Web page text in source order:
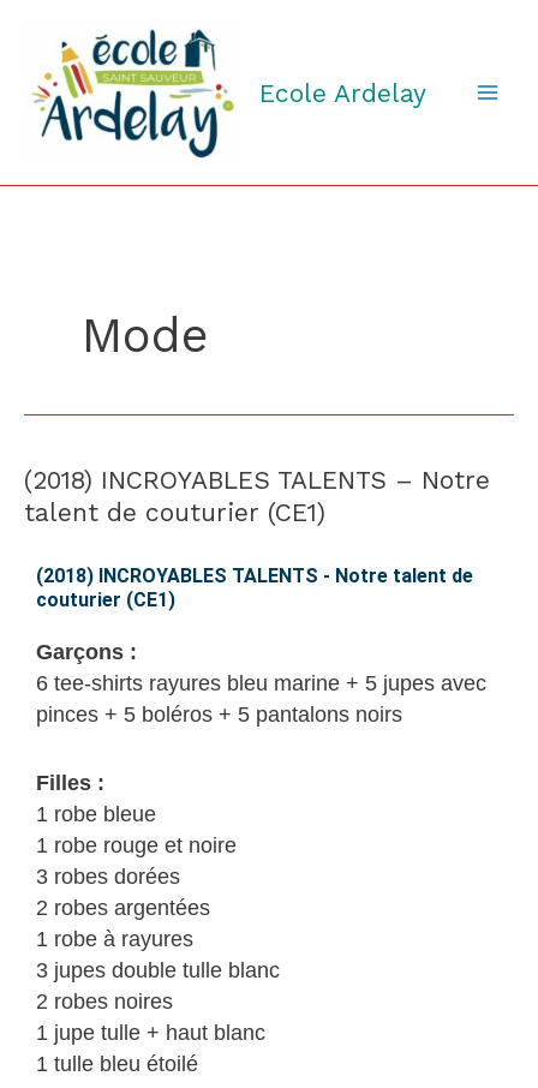
contenu
Ecole Ardelay
Mode
(2018) INCROYABLES TALENTS – Notre
talent de couturier (CE1)
(2018) INCROYABLES TALENTS - Notre talent de
couturier (CE1)
Garçons :
6 tee-shirts rayures bleu marine + 5 jupes avec
pinces + 5 boléros + 5 pantalons noirs
Filles :
1 robe bleue
1 robe rouge et noire
3 robes dorées
2 robes argentées
1 robe à rayures
3 jupes double tulle blanc
2 robes noires
1 jupe tulle + haut blanc
1 tulle bleu étoilé
(2018)
INCROYABLES
Notre
de
couturier
(CE1)